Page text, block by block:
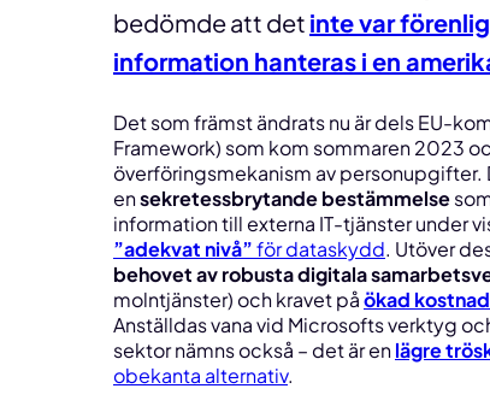
bedömde att det inte var
information hanteras i en
Det som främst ändrats nu är delsEU-
Framework) som kom sommaren 2023
överföringsmekanism av personupgifter.
ensekretessbrytande bestämmelse
information till externa IT-tjänster under
”adekvat nivå”för dataskydd. Utöver
behovet av robusta digitala
molntjänster) och kravet påökad
Anställdas vana vid Microsofts verktyg
sektor nämns också – det är enlägre
obekanta alternativ.